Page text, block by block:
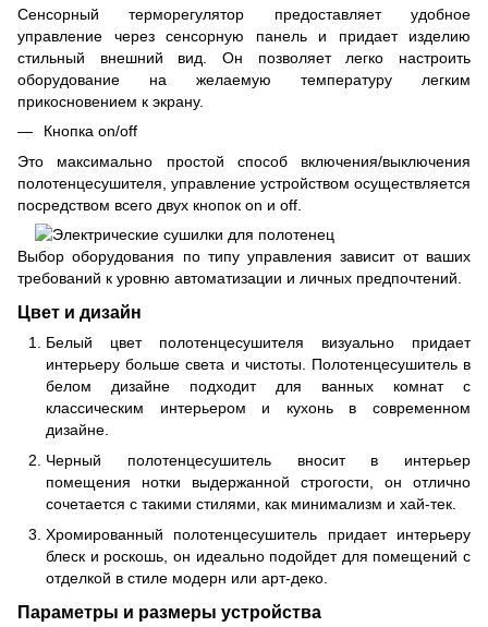
Сенсорный терморегулятор предоставляет удобное
управление через сенсорную панель и придает изделию
стильный внешний вид. Он позволяет легко настроить
оборудование на желаемую температуру легким
прикосновением к экрану.
Кнопка on/off
Это максимально простой способ включения/выключения
полотенцесушителя, управление устройством осуществляется
посредством всего двух кнопок on и off.
Выбор оборудования по типу управления зависит от ваших
требований к уровню автоматизации и личных предпочтений.
Цвет и дизайн
Белый цвет полотенцесушителя визуально придает
интерьеру больше света и чистоты. Полотенцесушитель в
белом дизайне подходит для ванных комнат с
классическим интерьером и кухонь в современном
дизайне.
Черный полотенцесушитель вносит в интерьер
помещения нотки выдержанной строгости, он отлично
сочетается с такими стилями, как минимализм и хай-тек.
Хромированный полотенцесушитель придает интерьеру
блеск и роскошь, он идеально подойдет для помещений с
отделкой в стиле модерн или арт-деко.
Параметры и размеры устройства